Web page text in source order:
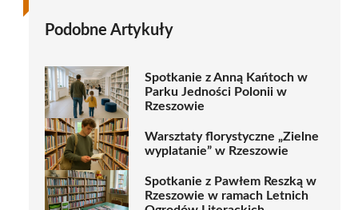
Podobne Artykuły
Spotkanie z Anną Kańtoch w
Parku Jedności Polonii w
Rzeszowie
Warsztaty florystyczne „Zielne
wyplatanie” w Rzeszowie
Spotkanie z Pawłem Reszką w
Rzeszowie w ramach Letnich